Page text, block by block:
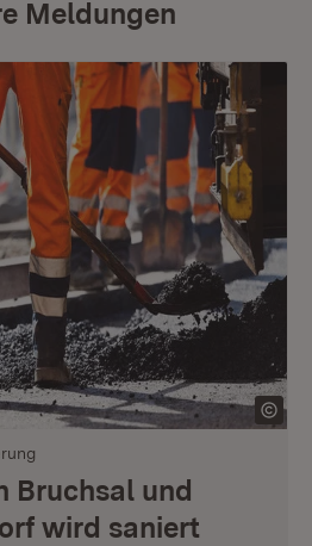
Meldungen
Bruchsal und
wird saniert